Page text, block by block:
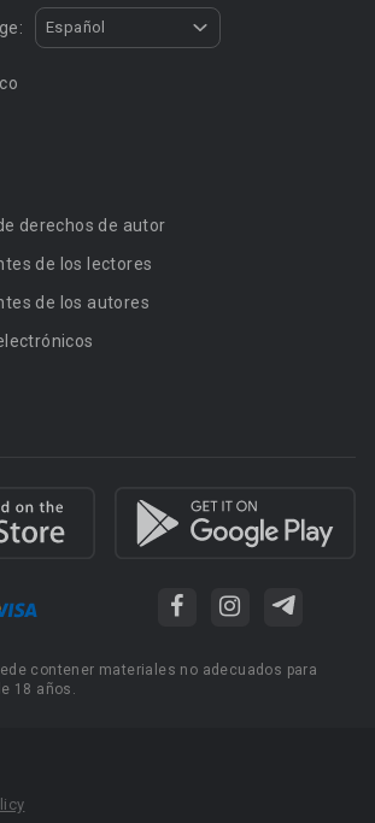
Español
derechos de autor
de los lectores
de los autores
contener materiales no adecuados para
18 años.